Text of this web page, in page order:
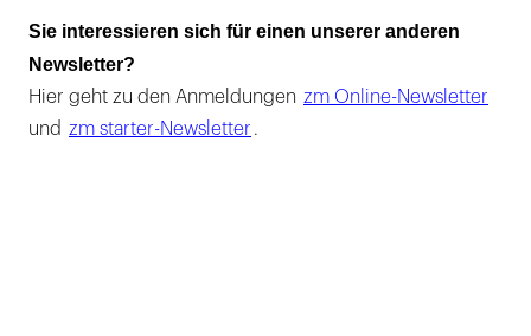
Sie interessieren sich für einen unserer anderen
Newsletter?
Hier geht zu den Anmeldungen zm Online-Newsletter
und zm starter-Newsletter .